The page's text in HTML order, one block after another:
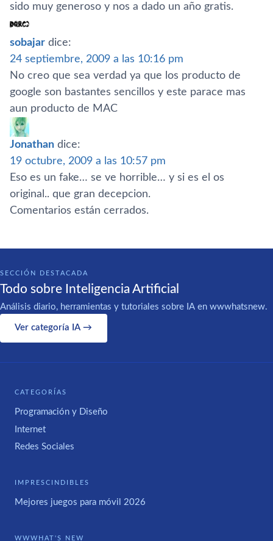
sido muy generoso y nos a dado un año gratis.
sobajar dice:
24 septiembre, 2009 a las 10:16 pm
No creo que sea verdad ya que los producto de
google son bastantes sencillos y este parace mas
aun producto de MAC
Jonathan dice:
19 octubre, 2009 a las 10:57 pm
Eso es un fake… se ve horrible… y si es el os
original.. que gran decepcion.
Comentarios están cerrados.
SECCIÓN DESTACADA
Todo sobre Inteligencia Artificial
Análisis diario, herramientas y tutoriales sobre IA en wwwhatsnew.
Ver categoría IA →
CATEGORÍAS
Programación y Diseño
Internet
Redes Sociales
IMPRESCINDIBLES
Mejores juegos para móvil 2026
WWWHAT'S NEW